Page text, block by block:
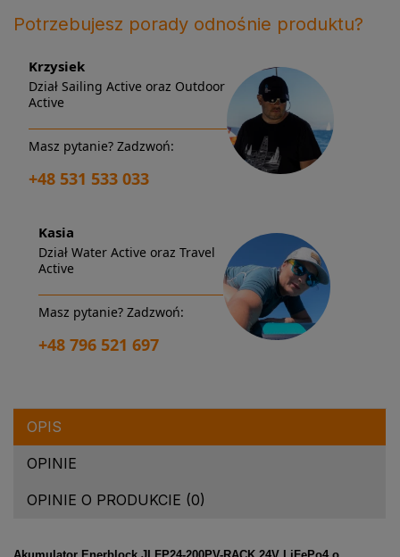
Potrzebujesz porady odnośnie produktu?
Krzysiek
Dział Sailing Active oraz Outdoor
Active
Masz pytanie? Zadzwoń:
+48 531 533 033
Kasia
Dział Water Active oraz Travel
Active
Masz pytanie? Zadzwoń:
+48 796 521 697
OPIS
OPINIE
OPINIE O PRODUKCIE (0)